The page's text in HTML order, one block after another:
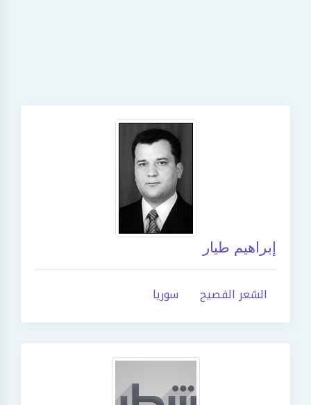
إبراهيم طيار
الشعر الفصيح سوريا